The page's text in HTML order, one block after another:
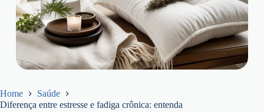
Home
Saúde
Diferença entre estresse e fadiga crônica: entenda